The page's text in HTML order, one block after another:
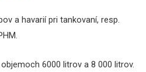
a havarií pri tankovaní, resp.
6000 litrov a 8 000 litrov.